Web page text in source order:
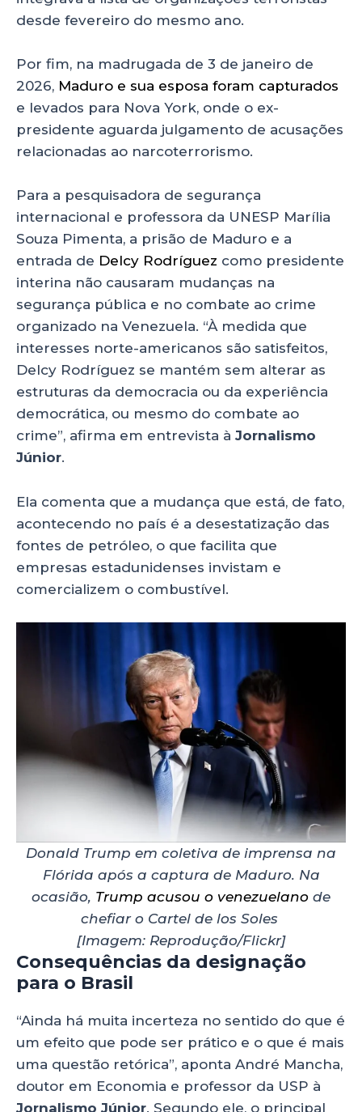
desde fevereiro do mesmo ano.
Por fim, na madrugada de 3 de janeiro de
2026, Maduro e sua esposa foram capturados
e levados para Nova York, onde o ex-
presidente aguarda julgamento de acusações
relacionadas ao narcoterrorismo.
Para a pesquisadora de segurança
internacional e professora da UNESP Marília
Souza Pimenta, a prisão de Maduro e a
entrada de Delcy Rodríguez como presidente
interina não causaram mudanças na
segurança pública e no combate ao crime
organizado na Venezuela. “À medida que
interesses norte-americanos são satisfeitos,
Delcy Rodríguez se mantém sem alterar as
estruturas da democracia ou da experiência
democrática, ou mesmo do combate ao
crime”, afirma em entrevista à Jornalismo
Júnior.
Ela comenta que a mudança que está, de fato,
acontecendo no país é a desestatização das
fontes de petróleo, o que facilita que
empresas estadunidenses invistam e
comercializem o combustível.
Donald Trump em coletiva de imprensa na
Flórida após a captura de Maduro. Na
ocasião, Trump acusou o venezuelano de
chefiar o Cartel de los Soles
[Imagem: Reprodução/Flickr]
Consequências da designação
para o Brasil
“Ainda há muita incerteza no sentido do que é
um efeito que pode ser prático e o que é mais
uma questão retórica”, aponta André Mancha,
doutor em Economia e professor da USP à
Jornalismo Júnior. Segundo ele, o principal